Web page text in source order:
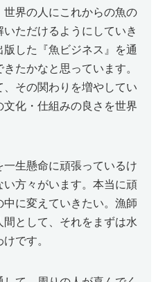
界の人にこれからの魚の
ただけるようにしていき
した『魚ビジネス』を通
たかなと思っています。
その関わりを増やしてい
化・仕組みの良さを世界
生懸命に頑張っているけ
方々がいます。本当に頑
に変えていきたい。漁師
として、それをまずは水
です。